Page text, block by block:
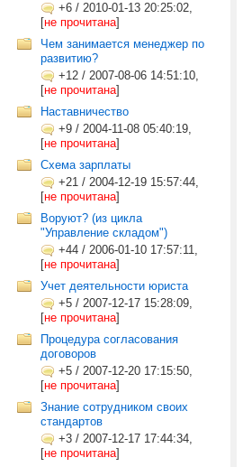
+6 / 2010-01-13 20:25:02,
[не прочитана]
Чем занимается менеджер по
развитию?
+12 / 2007-08-06 14:51:10,
[не прочитана]
Наставничество
+9 / 2004-11-08 05:40:19,
[не прочитана]
Схема зарплаты
+21 / 2004-12-19 15:57:44,
[не прочитана]
Воруют? (из цикла
"Управление складом")
+44 / 2006-01-10 17:57:11,
[не прочитана]
Учет деятельности юриста
+5 / 2007-12-17 15:28:09,
[не прочитана]
Процедура согласования
договоров
+5 / 2007-12-20 17:15:50,
[не прочитана]
Знание сотрудником своих
стандартов
+3 / 2007-12-17 17:44:34,
[не прочитана]